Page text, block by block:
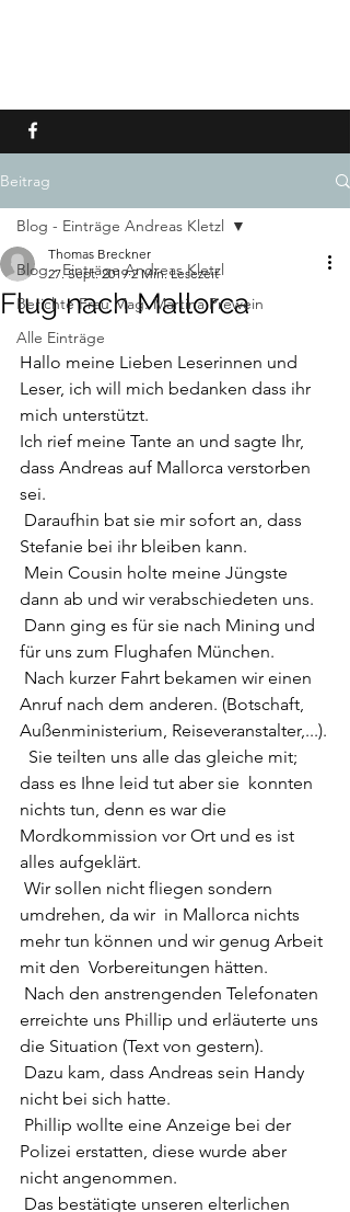
Beitrag
Blog - Einträge Andreas Kletzl
Berichte Frau Mag. Martina Prewein
Alle Einträge
Blog - Einträge Andreas Kletzl
Flug nach Mallorca
Thomas Breckner
27. Sept. 2019 2 Min. Lesezeit
Hallo meine Lieben Leserinnen und
Leser, ich will mich bedanken dass ihr
mich unterstützt.
Ich rief meine Tante an und sagte Ihr,
dass Andreas auf Mallorca verstorben
sei.
Stefanie bei ihr bleiben kann.
dann ab und wir verabschiedeten uns.
für uns zum Flughafen München.
Anruf nach dem anderen. (Botschaft,
Außenministerium, Reiseveranstalter,...).
dass es Ihne leid tut aber sie  konnten
nichts tun, denn es war die
Mordkommission vor Ort und es ist
alles aufgeklärt.
umdrehen, da wir  in Mallorca nichts
mehr tun können und wir genug Arbeit
mit den  Vorbereitungen hätten.
erreichte uns Phillip und erläuterte uns
die Situation (Text von gestern).
nicht bei sich hatte.
Polizei erstatten, diese wurde aber
nicht angenommen.